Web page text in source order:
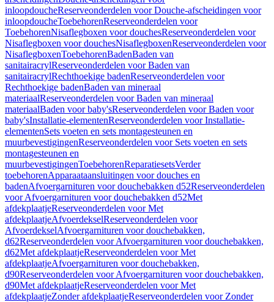
inloopdoucheReserveonderdelen voor Douche-afscheidingen voor
inloopdoucheToebehorenReserveonderdelen voor
ToebehorenNisaflegboxen voor douchesReserveonderdelen voor
Nisaflegboxen voor douchesNisaflegboxenReserveonderdelen voor
NisaflegboxenToebehorenBadenBaden van
sanitairacrylReserveonderdelen voor Baden van
sanitairacrylRechthoekige badenReserveonderdelen voor
Rechthoekige badenBaden van mineraal
materiaalReserveonderdelen voor Baden van mineraal
materiaalBaden voor baby'sReserveonderdelen voor Baden voor
baby'sInstallatie-elementenReserveonderdelen voor Installatie-
elementenSets voeten en sets montagesteunen en
muurbevestigingenReserveonderdelen voor Sets voeten en sets
montagesteunen en
muurbevestigingenToebehorenReparatiesetsVerder
toebehorenApparaataansluitingen voor douches en
badenAfvoergarnituren voor douchebakken d52Reserveonderdelen
voor Afvoergarnituren voor douchebakken d52Met
afdekplaatjeReserveonderdelen voor Met
afdekplaatjeAfvoerdekselReserveonderdelen voor
AfvoerdekselAfvoergarnituren voor douchebakken,
d62Reserveonderdelen voor Afvoergarnituren voor douchebakken,
d62Met afdekplaatjeReserveonderdelen voor Met
afdekplaatjeAfvoergarnituren voor douchebakken,
d90Reserveonderdelen voor Afvoergarnituren voor douchebakken,
d90Met afdekplaatjeReserveonderdelen voor Met
afdekplaatjeZonder afdekplaatjeReserveonderdelen voor Zonder